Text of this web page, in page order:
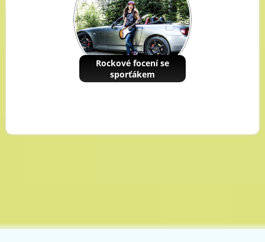
Rockové focení se
sporťákem